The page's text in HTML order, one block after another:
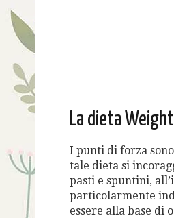
La dieta
I punti di forza
tale dieta si
pasti e spuntini,
particolarmente
essere alla base di